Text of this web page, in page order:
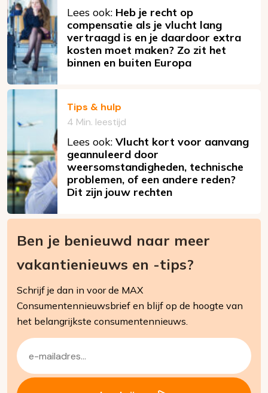
Lees ook: Heb je recht op
compensatie als je vlucht lang
vertraagd is en je daardoor extra
kosten moet maken? Zo zit het
binnen en buiten Europa
Tips & hulp
4 Min. leestijd
Lees ook: Vlucht kort voor aanvang
geannuleerd door
weersomstandigheden, technische
problemen, of een andere reden?
Dit zijn jouw rechten
Ben je benieuwd naar meer
vakantienieuws en -tips?
Schrijf je dan in voor de MAX
Consumentennieuwsbrief en blijf op de hoogte van
het belangrijkste consumentennieuws.
E-
mailadres
(Vereist)